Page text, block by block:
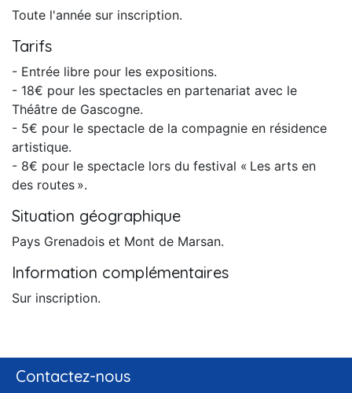
Toute l'année sur inscription.
Tarifs
- Entrée libre pour les expositions.
- 18€ pour les spectacles en partenariat avec le
Théâtre de Gascogne.
- 5€ pour le spectacle de la compagnie en résidence
artistique.
- 8€ pour le spectacle lors du festival « Les arts en
des routes ».
Situation géographique
Pays Grenadois et Mont de Marsan.
Information complémentaires
Sur inscription.
Contactez-nous